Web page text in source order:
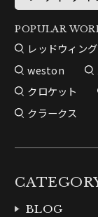
POPULAR
レッドウィング
weston
クロケット
クラークス
BLOG